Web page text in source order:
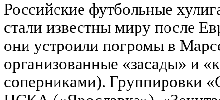
Российские футбольные
стали известны миру после
они устроили погромы в
организованные «засады» и
соперниками). Группировки